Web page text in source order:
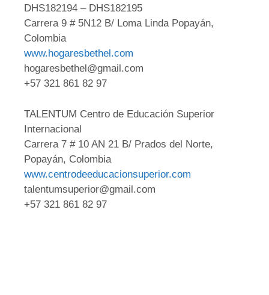
DHS182194 – DHS182195
Carrera 9 # 5N12 B/ Loma Linda Popayán,
Colombia
www.hogaresbethel.com
hogaresbethel@gmail.com
+57 321 861 82 97
TALENTUM Centro de Educación Superior
Internacional
Carrera 7 # 10 AN 21 B/ Prados del Norte,
Popayán, Colombia
www.centrodeeducacionsuperior.com
talentumsuperior@gmail.com
+57 321 861 82 97